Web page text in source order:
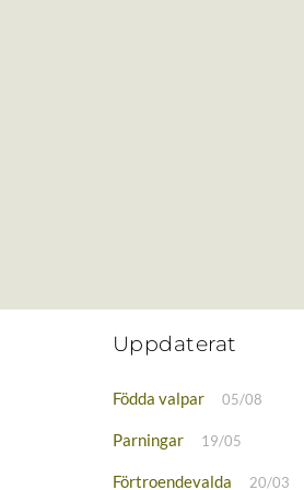
Uppdaterat
Födda valpar 05/08
Parningar 19/05
Förtroendevalda 20/03